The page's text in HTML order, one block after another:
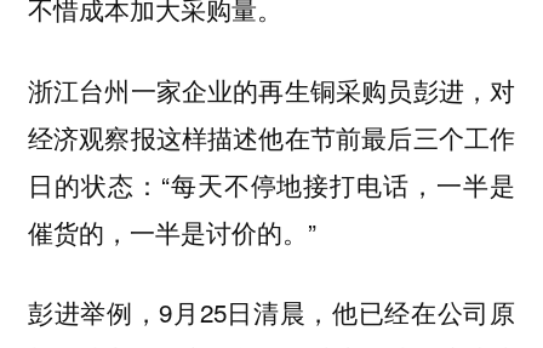
不惜成本加大采购量。
浙江台州一家企业的再生铜采购员彭进，对
经济观察报这样描述他在节前最后三个工作
日的状态：“每天不停地接打电话，一半是
催货的，一半是讨价的。”
彭进举例，9月25日清晨，他已经在公司原